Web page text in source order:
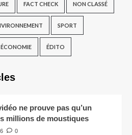
FACT CHECK NON CLASSÉ
SPORT
ÉCONOMIE ÉDITO
ne prouve pas qu’un
millions de moustiques
0